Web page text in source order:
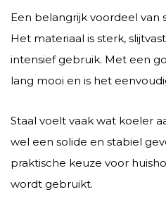
Een belangrijk voordeel van
Het materiaal is sterk,
intensief gebruik. Met een
lang mooi en is het
Staal voelt vaak wat koeler
wel een solide en stabiel
praktische keuze voor
wordt gebruikt.